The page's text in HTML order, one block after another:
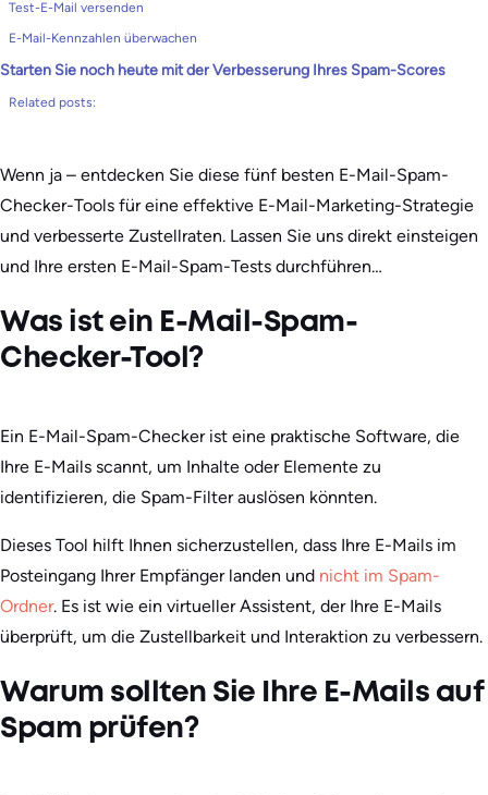
Test-E-Mail versenden
E-Mail-Kennzahlen überwachen
Starten Sie noch heute mit der Verbesserung Ihres Spam-Scores
Related posts:
Wenn ja – entdecken Sie diese fünf besten E-Mail-Spam-
Checker-Tools für eine effektive E-Mail-Marketing-Strategie
und verbesserte Zustellraten. Lassen Sie uns direkt einsteigen
und Ihre ersten E-Mail-Spam-Tests durchführen…
Was ist ein E-Mail-Spam-
Checker-Tool?
Ein E-Mail-Spam-Checker ist eine praktische Software, die
Ihre E-Mails scannt, um Inhalte oder Elemente zu
identifizieren, die Spam-Filter auslösen könnten.
Dieses Tool hilft Ihnen sicherzustellen, dass Ihre E-Mails im
Posteingang Ihrer Empfänger landen und nicht im Spam-
Ordner. Es ist wie ein virtueller Assistent, der Ihre E-Mails
überprüft, um die Zustellbarkeit und Interaktion zu verbessern.
Warum sollten Sie Ihre E-Mails auf
Spam prüfen?